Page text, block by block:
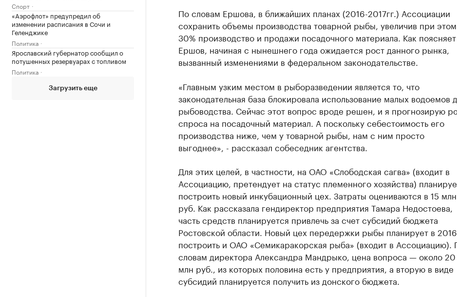
Спорт
«Аэрофлот» предупредил об
изменении расписания в Сочи и
Геленджике
Политика
Ярославский губернатор сообщил о
потушенных резервуарах с топливом
Политика
Загрузить еще
По словам Ершова, в ближайших планах (2016-2017гг.) Ассоциации
сохранить объемы производства товарной рыбы, увеличив при
30% производство и продажи посадочного материала. Как поясняет
Ершов, начиная с нынешнего года ожидается рост данного рынка,
вызванный изменениями в федеральном законодательстве.
«Главным узким местом в рыборазведении является то, что
законодательная база блокировала использование малых водоемов
рыбоводства. Сейчас этот вопрос вроде решен, и я прогнозирую
спроса на посадочный материал. А поскольку себестоимость его
производства ниже, чем у товарной рыбы, нам с ним просто
выгоднее», - рассказал собеседник агентства.
Для этих целей, в частности, на ОАО «Слободская сагва» (входит в
Ассоциацию, претендует на статус племенного хозяйства)
построить новый инкубационный цех. Затраты оцениваются в 15 млн
руб. Как рассказала гендиректор предприятия Тамара Недостоева,
часть средств планируется привлечь за счет субсидий бюджета
Ростовской области. Новый цех передержки рыбы планирует в
построить и ОАО «Семикаракорская рыба» (входит в Ассоциацию).
словам директора Александра Мандрыко, цена вопроса — около 20
млн руб., из которых половина есть у предприятия, а вторую в виде
субсидий планируется получить из донского бюджета.